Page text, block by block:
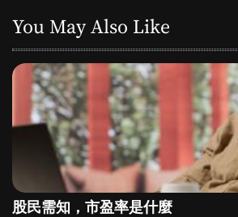
You May Also Like
股民需知，市盈率是什麼